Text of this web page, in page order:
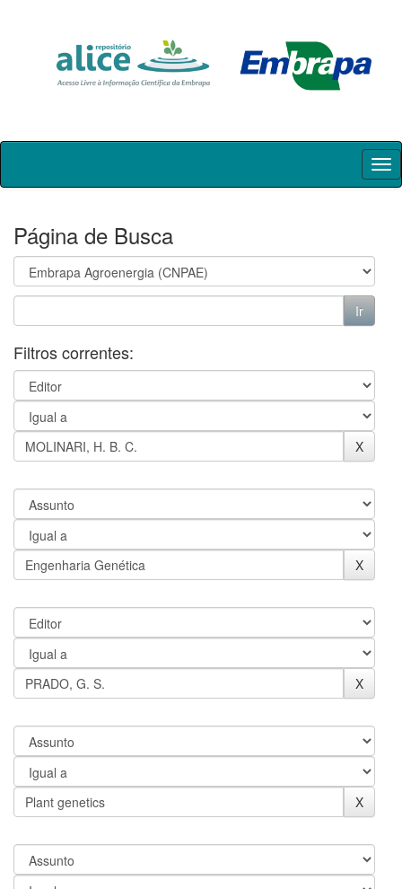
Skip
Página de Busca
Filtros correntes: